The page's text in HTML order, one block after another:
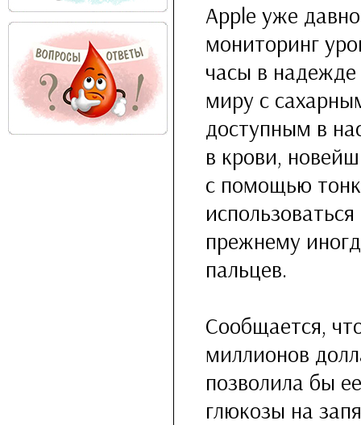
Apple уже
мониторинг
часы в
миру с
доступным в
в крови,
с помощью
прежнему
пальцев.
Сообщается,
миллионов
позволила бы
глюкозы на